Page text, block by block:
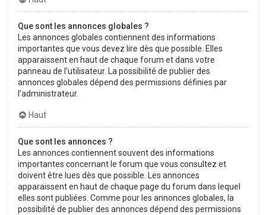
Que sont les annonces globales ?
Les annonces globales contiennent des informations
importantes que vous devez lire dès que possible. Elles
apparaissent en haut de chaque forum et dans votre
panneau de l’utilisateur. La possibilité de publier des
annonces globales dépend des permissions définies par
l’administrateur.
Haut
Que sont les annonces ?
Les annonces contiennent souvent des informations
importantes concernant le forum que vous consultez et
doivent être lues dès que possible. Les annonces
apparaissent en haut de chaque page du forum dans lequel
elles sont publiées. Comme pour les annonces globales, la
possibilité de publier des annonces dépend des permissions